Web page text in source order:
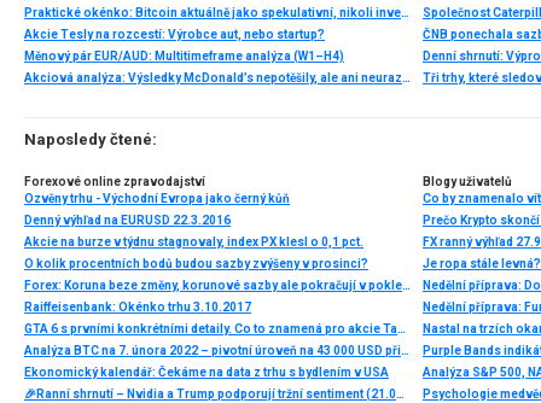
Praktické okénko: Bitcoin aktuálně jako spekulativní, nikoli investiční aktivum
Akcie Tesly na rozcestí: Výrobce aut, nebo startup?
Měnový pár EUR/AUD: Multitimeframe analýza (W1–H4)
Akciová analýza: Výsledky McDonald’s nepotěšily, ale ani neurazily. Jakou vizi společnost prezentovala?
Denní shrnutí:
Tři trhy, které
Naposledy čtené:
Forexové online zpravodajství
Ozvěny trhu - Východní Evropa jako černý kůň
Denný výhľad na EURUSD 22.3.2016
Akcie na burze v týdnu stagnovaly, index PX klesl o 0,1 pct.
O kolik procentních bodů budou sazby zvýšeny v prosinci?
Forex: Koruna beze změny, korunové sazby ale pokračují v poklesu
Raiffeisenbank: Okénko trhu 3.10.2017
GTA 6 s prvními konkrétními detaily. Co to znamená pro akcie Take-Two Interactive?
Analýza BTC na 7. února 2022 – pivotní úroveň na 43 000 USD při testu
Ekonomický kalendář: Čekáme na data z trhu s bydlením v USA
🎉Ranní shrnutí – Nvidia a Trump podporují tržní sentiment (21.05.2026)
Blogy uživatelů
Prečo Krypto
FX ranný výhľad
Je ropa stále levná?
Nedělní příprava:
Nedělní příprava:
Nastal na trzích